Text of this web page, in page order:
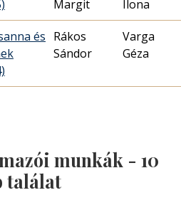
Margit
Ilona
és Rákos
Sándor
Varga
Géza
munkák - 10
találat